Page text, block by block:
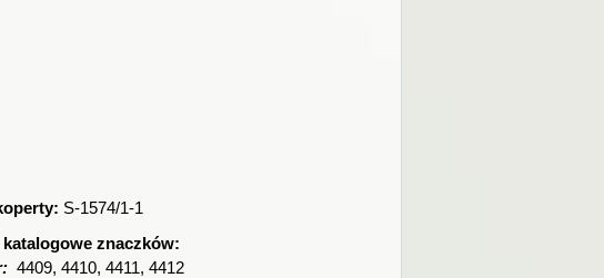
S-1574/1-1
katalogowe znaczków:
4409, 4410, 4411, 4412